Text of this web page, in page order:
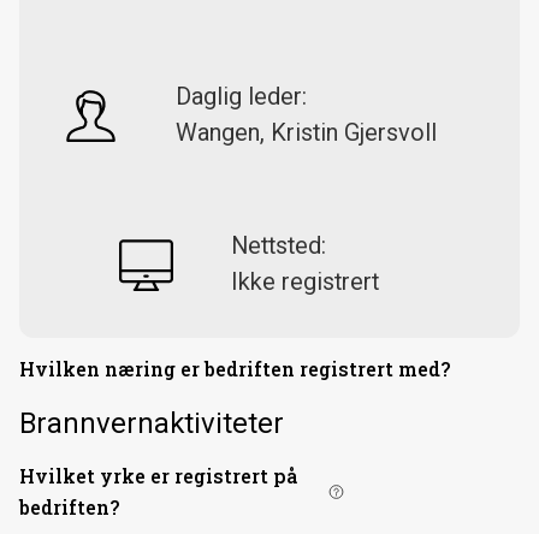
Daglig leder:
Wangen, Kristin Gjersvoll
Nettsted:
Ikke registrert
Hvilken næring er bedriften registrert med?
Brannvernaktiviteter
Hvilket yrke er registrert på
bedriften?